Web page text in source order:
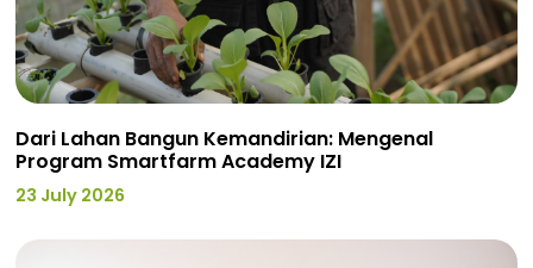
Dari Lahan Bangun Kemandirian: Mengenal
Program Smartfarm Academy IZI
23 July 2026